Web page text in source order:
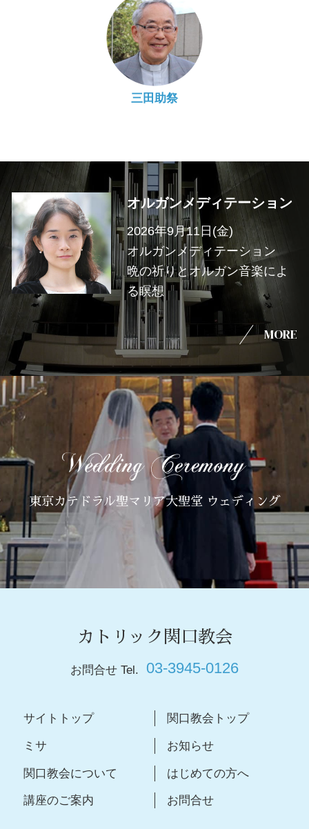
三田助祭
オルガンメディテーション
2026年9月11日(金)
オルガンメディテーション
晩の祈りとオルガン音楽によ
る瞑想
MORE
東京カテドラル聖マリア大聖堂 ウェディング
カトリック関口教会
お問合せ Tel. 03-3945-0126
サイトトップ 関口教会トップ
ミサ お知らせ
関口教会について はじめての方へ
講座のご案内 お問合せ